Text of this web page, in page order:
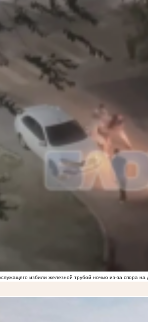
избили железной трубой ночью из-за спора на